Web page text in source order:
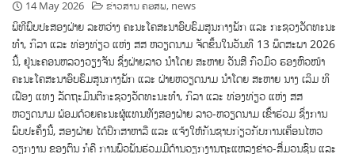
14 May 2026 ຂ່າວສານ ຄອສພ, news
ພິທີພົບປະສອງຝ່າຍ ລະຫວ່າງ ຄະນະໂຄສະນາອົບຮົມສູນກາງພັກ ແລະ ກະຊວງວັດທະນະ
ທໍາ, ກິລາ ແລະ ທ່ອງທ່ຽວ ແຫ່ງ ສສ ຫວຽດນາມ ຈັດຂຶ້ນໃນວັນທີ 13 ພຶດສະພາ 2026
ນີ້, ຢູ່ນະຄອນຫລວງວຽງຈັນ ຊຶ່ງຝ່າຍລາວ ນຳໂດຍ ສະຫາຍ ວັນສີ ກົວມົວ ຮອງຫົວໜ້າ
ຄະນະໂຄສະນາອົບຮົມສູນກາງພັກ ແລະ ຝ່າຍຫວຽດນາມ ນຳໂດຍ ສະຫາຍ ນາງ ເລິມ ທິ
ເຟືອງ ແທງ ລັດຖະມົນຕີກະຊວງວັດທະນະທໍາ, ກິລາ ແລະ ທ່ອງທ່ຽວ ແຫ່ງ ສສ
ຫວຽດນາມ ພ້ອມດ້ວຍຄະນະຜູ້ແທນທັງສອງຝ່າຍ ລາວ-ຫວຽດນາມ ເຂົ້າຮ່ວມ ຊຶ່ງການ
ພົບປະຄັ້ງນີ້, ສອງຝ່າຍ ໄດ້ປຶກສາຫາລື ແລະ ແຈ້ງໃຫ້ກັນຊາບກ່ຽວກັບການເຄື່ອນໄຫວ
ວຽກງານ ຂອງຕົນ ກໍຄື ການພົວພັນຮ່ວມມືດ້ານວຽກງານຖະແຫລງຂ່າວ-ສື່ມວນຊົນ ແລະ